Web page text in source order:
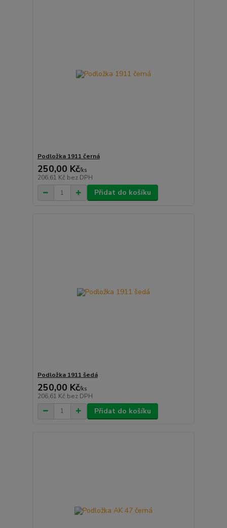
Podložka 1911 černá
250,00 Kč/ks
206,61 Kč bez DPH
Přidat do košíku
Podložka 1911 šedá
250,00 Kč/ks
206,61 Kč bez DPH
Přidat do košíku